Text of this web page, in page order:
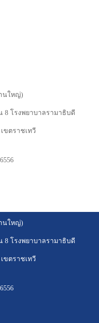
นใหญ่)
8 โรงพยาบาลรามาธิบดี
เขตราชเทวี
นใหญ่)
8 โรงพยาบาลรามาธิบดี
ขตราชเทวี